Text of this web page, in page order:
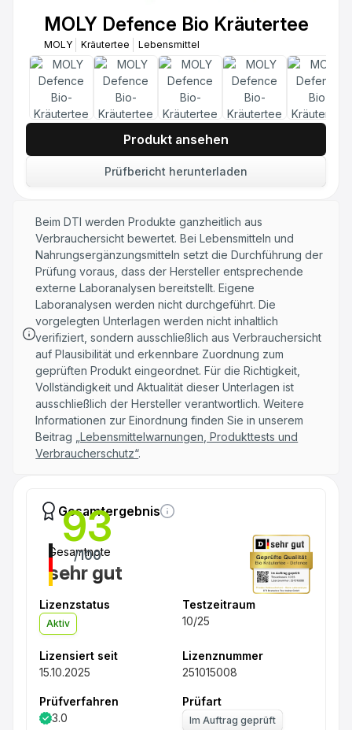
MOLY Kräutertee Lebensmittel
MOLY Night Cup Bio Kräutertee
MOLY Kräutertee Lebensmittel
MOLY Silhouette Bio Kräutertee
Kräutertee Lebensmittel
MOLY Defence Bio Kräutertee
MOLY Kräutertee Lebensmittel
Produkt ansehen
Prüfbericht herunterladen
Beim DTI werden Produkte ganzheitlich aus
Verbrauchersicht bewertet. Bei Lebensmitteln und
Nahrungsergänzungsmitteln setzt die Durchführung der
Prüfung voraus, dass der Hersteller entsprechende
externe Laboranalysen bereitstellt. Eigene
Laboranalysen werden nicht durchgeführt. Die
vorgelegten Unterlagen werden nicht inhaltlich
verifiziert, sondern ausschließlich aus Verbrauchersicht
auf Plausibilität und erkennbare Zuordnung zum
geprüften Produkt eingeordnet. Für die Richtigkeit,
Vollständigkeit und Aktualität dieser Unterlagen ist
ausschließlich der Hersteller verantwortlich. Weitere
Informationen zur Einordnung finden Sie in unserem
Beitrag
„Lebensmittelwarnungen, Produkttests und
Verbraucherschutz“.
Gesamtergebnis
93
/100
Gesamtnote
sehr gut
Lizenzstatus
Aktiv
Testzeitraum
10/25
Lizensiert seit
15.10.2025
Lizenznummer
251015008
Prüfverfahren
3.0
Prüfart
Im Auftrag geprüft